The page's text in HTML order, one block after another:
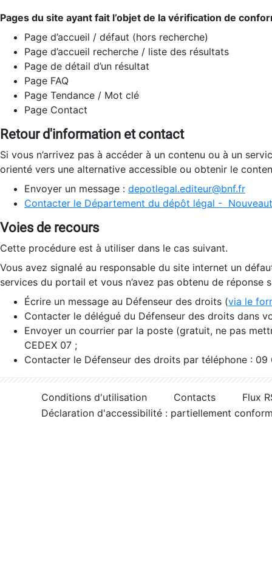
Pages du site ayant fait l’objet de la vérification de
Page d’accueil / défaut (hors recherche)
Page d’accueil recherche / liste des résultats
Page de détail d’un résultat
Page FAQ
Page Tendance / Mot clé
Page Contact
Retour d'information et contact
Si vous n’arrivez pas à accéder à un contenu ou à un
orienté vers une alternative accessible ou obtenir le
Envoyer un message : depotlegal.editeur@bnf.fr
Contacter le Département du dépôt légal -
Voies de recours
Cette procédure est à utiliser dans le cas suivant.
Vous avez signalé au responsable du site internet un
services du portail et vous n’avez pas obtenu de réponse
Écrire un message au Défenseur des droits (via le
Contacter le délégué du Défenseur des droits dans
Envoyer un courrier par la poste (gratuit, ne pas
CEDEX 07 ;
Contacter le Défenseur des droits par téléphone :
Conditions d'utilisation Contacts
Flux
Déclaration d'accessibilité : partiellement